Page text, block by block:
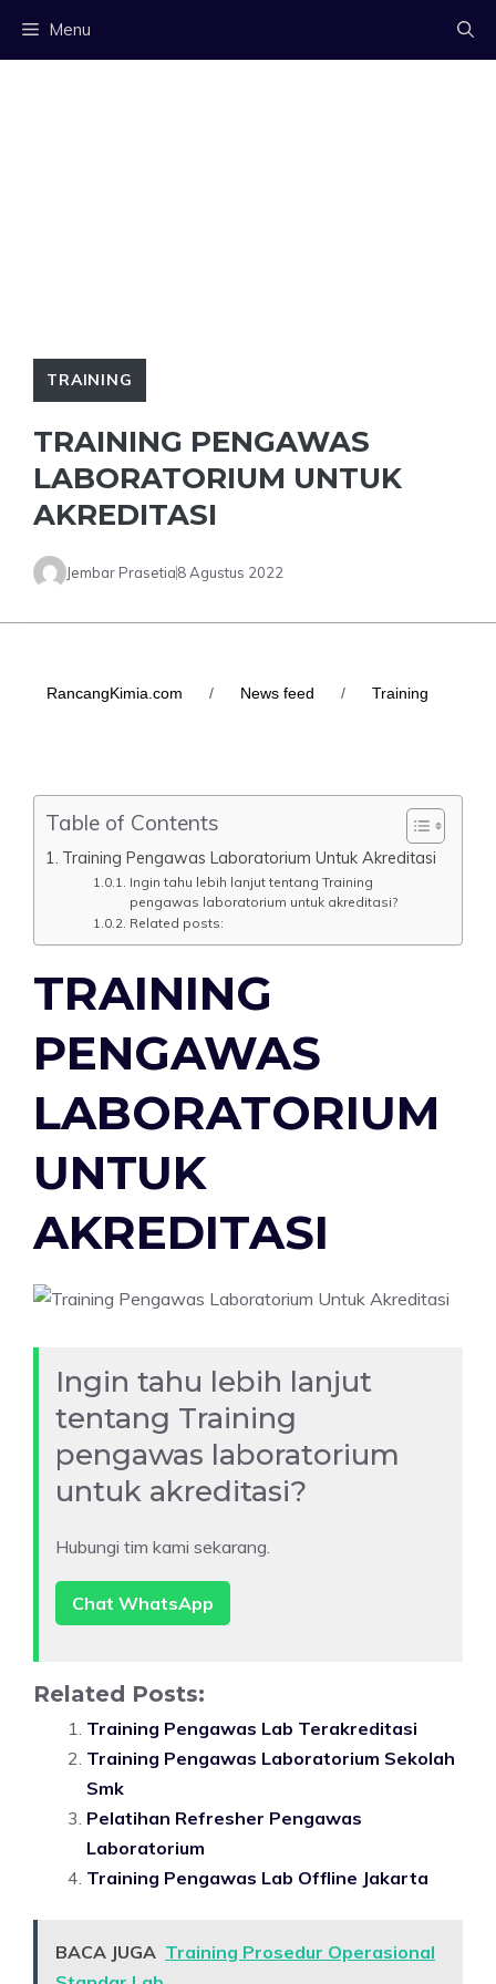
Menu
TRAINING
TRAINING PENGAWAS
LABORATORIUM UNTUK
AKREDITASI
Jembar Prasetia8 Agustus 2022
RancangKimia.com / News feed / Training
Table of Contents
Training Pengawas Laboratorium Untuk Akreditasi
Ingin tahu lebih lanjut tentang Training
pengawas laboratorium untuk akreditasi?
Related posts:
TRAINING
PENGAWAS
LABORATORIUM
UNTUK
AKREDITASI
Ingin tahu lebih lanjut
tentang Training
pengawas laboratorium
untuk akreditasi?
Hubungi tim kami sekarang.
Chat WhatsApp
Related Posts:
Training Pengawas Lab Terakreditasi
Training Pengawas Laboratorium Sekolah
Smk
Pelatihan Refresher Pengawas
Laboratorium
Training Pengawas Lab Offline Jakarta
BACA JUGA Training Prosedur Operasional